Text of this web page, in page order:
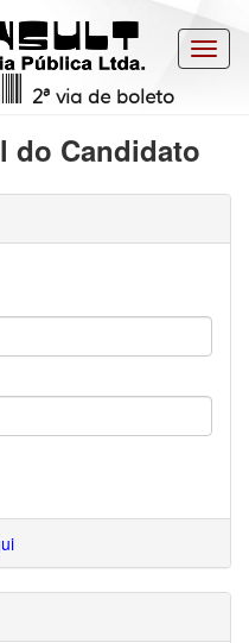
2ª via de boleto
Candidato